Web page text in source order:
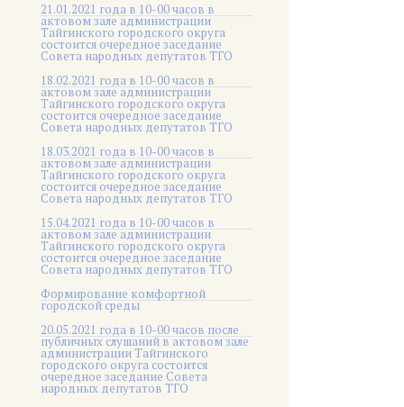
21.01.2021 года в 10-00 часов в
актовом зале администрации
Тайгинского городского округа
состоится очередное заседание
Совета народных депутатов ТГО
18.02.2021 года в 10-00 часов в
актовом зале администрации
Тайгинского городского округа
состоится очередное заседание
Совета народных депутатов ТГО
18.03.2021 года в 10-00 часов в
актовом зале администрации
Тайгинского городского округа
состоится очередное заседание
Совета народных депутатов ТГО
15.04.2021 года в 10-00 часов в
актовом зале администрации
Тайгинского городского округа
состоится очередное заседание
Совета народных депутатов ТГО
Формирование комфортной
городской среды
20.05.2021 года в 10-00 часов после
публичных слушаний в актовом зале
администрации Тайгинского
городского округа состоится
очередное заседание Совета
народных депутатов ТГО